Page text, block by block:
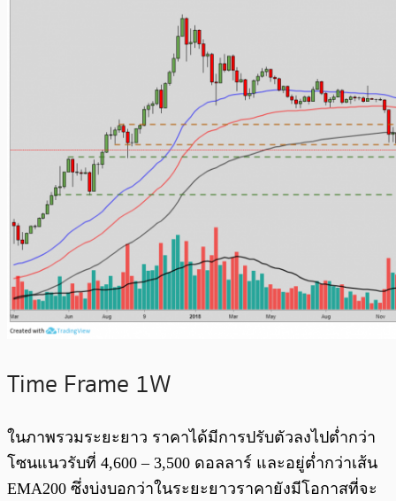
Time Frame 1W
ในภาพรวมระยะยาว ราคาได้มีการปรับตัวลงไปต่ำกว่า
โซนแนวรับที่ 4,600 – 3,500 ดอลลาร์ และอยู่ต่ำกว่าเส้น
EMA200 ซึ่งบ่งบอกว่าในระยะยาวราคายังมีโอกาสที่จะ